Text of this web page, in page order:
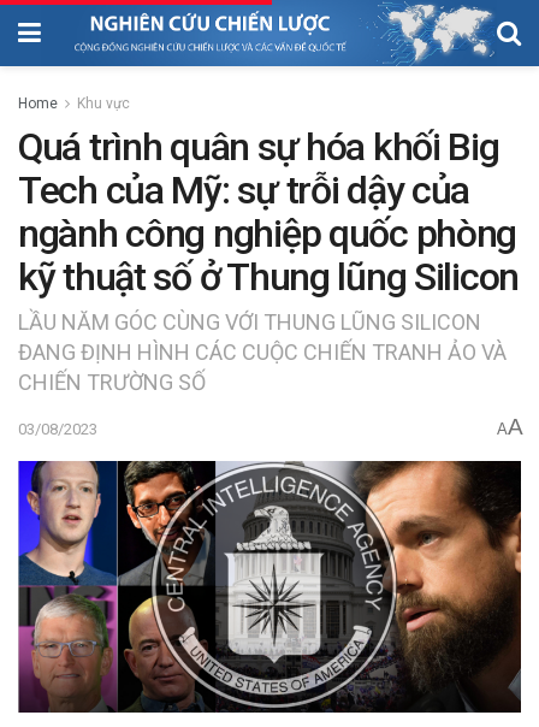
Home Khu vực
Quá trình quân sự hóa khối Big
Tech của Mỹ: sự trỗi dậy của
ngành công nghiệp quốc phòng
kỹ thuật số ở Thung lũng Silicon
LẦU NĂM GÓC CÙNG VỚI THUNG LŨNG SILICON
ĐANG ĐỊNH HÌNH CÁC CUỘC CHIẾN TRANH ẢO VÀ
CHIẾN TRƯỜNG SỐ
03/08/2023 AA